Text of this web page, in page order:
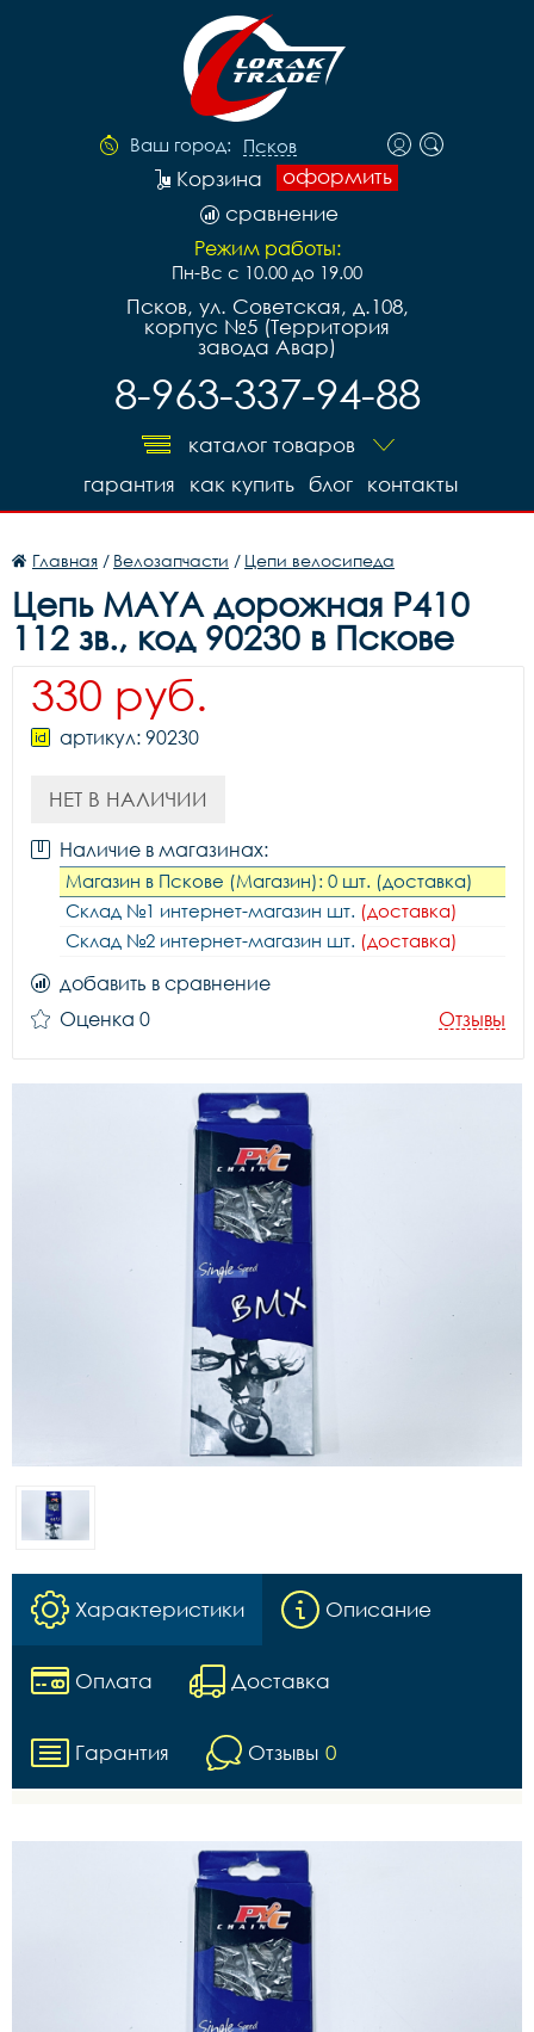
Ваш город: Псков
оформить
Корзина
сравнение
Режим работы:
Пн-Вс с 10.00 до 19.00
Псков, ул. Советская, д.108,
корпус №5 (Территория
завода Авар)
8-963-337-94-88
каталог товаров
контакты
блог
как купить
гарантия
Главная / Велозапчасти / Цепи велосипеда
Цепь MAYA дорожная P410
112 зв., код 90230 в Пскове
330 руб.
артикул: 90230
НЕТ В НАЛИЧИИ
Наличие в магазинах:
Магазин в Пскове (Магазин): 0 шт. (доставка)
Склад №1 интернет-магазин шт. (доставка)
Склад №2 интернет-магазин шт. (доставка)
добавить в сравнение
Оценка 0
Отзывы
Характеристики Описание
Оплата Доставка
Гарантия Отзывы 0